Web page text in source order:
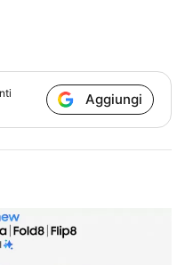
Aggiungi